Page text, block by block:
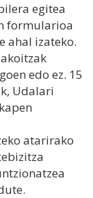
egitea
formularioa
ahal izateko.
edo ez. 15
Udalari
atarirako